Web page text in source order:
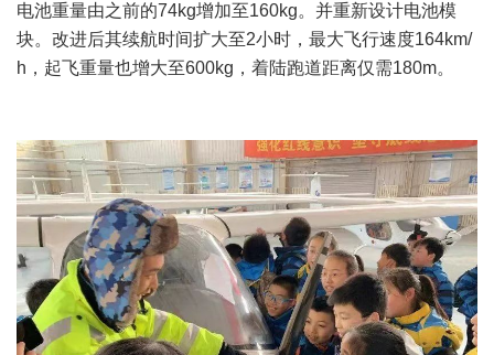
电池重量由之前的74kg增加至160kg。并重新设计电池模
块。改进后其续航时间扩大至2小时，最大飞行速度164km/
h，起飞重量也增大至600kg，着陆跑道距离仅需180m。